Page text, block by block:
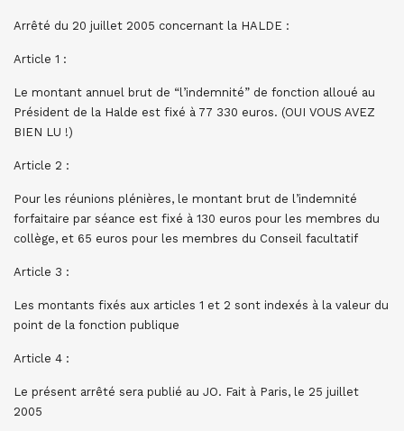
Arrêté du 20 juillet 2005 concernant la HALDE :
Article 1 :
Le montant annuel brut de “l’indemnité” de fonction alloué au
Président de la Halde est fixé à 77 330 euros. (OUI VOUS AVEZ
BIEN LU !)
Article 2 :
Pour les réunions plénières, le montant brut de l’indemnité
forfaitaire par séance est fixé à 130 euros pour les membres du
collège, et 65 euros pour les membres du Conseil facultatif
Article 3 :
Les montants fixés aux articles 1 et 2 sont indexés à la valeur du
point de la fonction publique
Article 4 :
Le présent arrêté sera publié au JO. Fait à Paris, le 25 juillet
2005